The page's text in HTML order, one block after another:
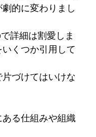
的に変わりまし
詳細は割愛しま
くつか引用して
づけてはいけな
る仕組みや組織